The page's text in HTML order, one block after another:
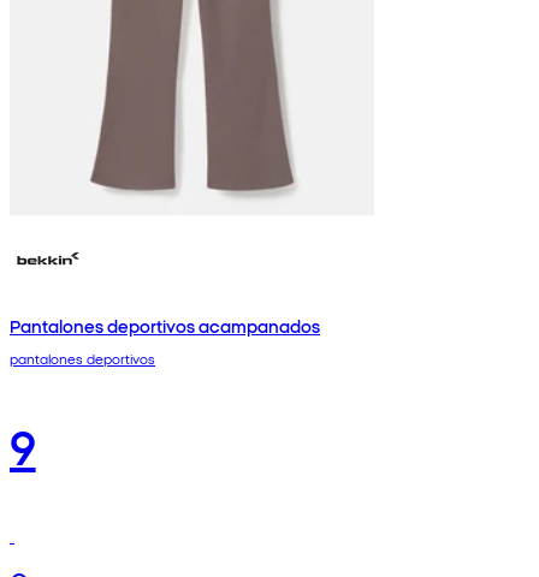
Pantalones deportivos acampanados
pantalones deportivos
9